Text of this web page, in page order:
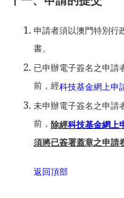
申請者須以澳門特別行
書。
已申辦電子簽名之申請
前，經科技基金網上申
未申辦電子簽名之申請
前， 除經科技基金網上
須將已簽署蓋章之申請
返回頂部